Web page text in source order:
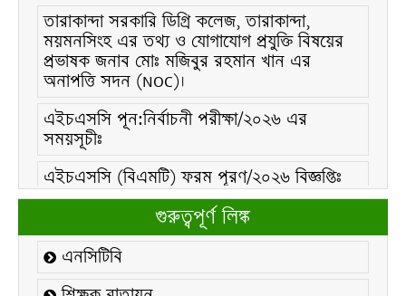
তারাকান্দা সরকারি ডিগ্রি কলেজ, তারাকান্দা,
ময়মনসিংহ এর তথ্য ও যোগাযোগ প্রযুক্তি বিষয়ের
প্রভাষক জনাব মোঃ মজিবুর রহমান খান এর
অনাপত্তি সদন (NOC)।
এইচএসসি পূন:নির্বাচনী পরীক্ষা/২০২৬ এর
সময়সূচীঃ
এইচএসসি (বিএমটি) ফরম পূরণ/২০২৬ বিজ্ঞপ্তিঃ
এইচএসসি ফরম/২০২৬ পূরণ বিজ্ঞপ্তিঃ
২১ ফেব্রুয়ারি/২০২৬ ইং তারিখে “শহিদ দিবস ও
আন্তর্জাতিক মাতৃভাষা দিবস-২০২৬ উদযাপন
উপলক্ষ্যে নোটিশঃ
গুরুত্বপূর্ণ লিঙ্ক
এনসিটিবি